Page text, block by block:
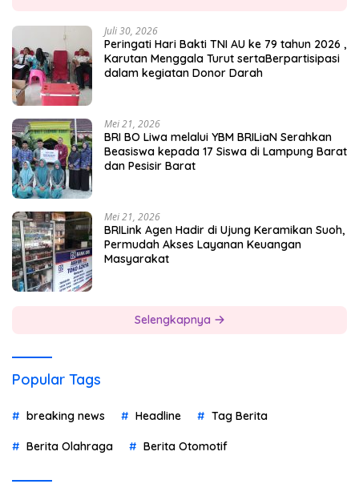
Juli 30, 2026
Peringati Hari Bakti TNI AU ke 79 tahun 2026 ,
Karutan Menggala Turut sertaBerpartisipasi
dalam kegiatan Donor Darah
Mei 21, 2026
BRI BO Liwa melalui YBM BRILiaN Serahkan
Beasiswa kepada 17 Siswa di Lampung Barat
dan Pesisir Barat
Mei 21, 2026
BRILink Agen Hadir di Ujung Keramikan Suoh,
Permudah Akses Layanan Keuangan
Masyarakat
Selengkapnya
Popular Tags
breaking news Headline Tag Berita
Berita Olahraga Berita Otomotif